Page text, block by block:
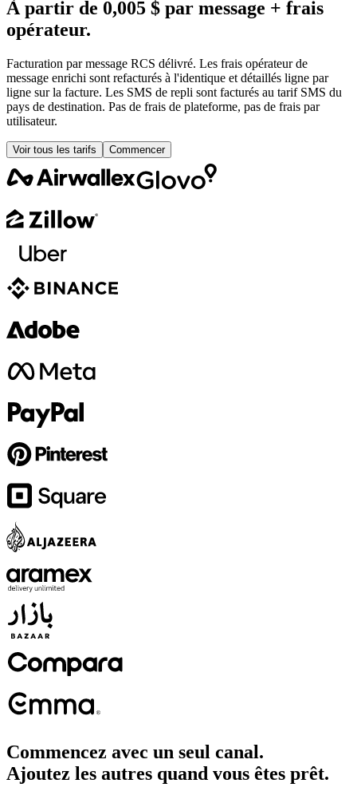
À partir de 0,005 $ par message + frais
opérateur.
Facturation par message RCS délivré. Les frais opérateur de
message enrichi sont refacturés à l'identique et détaillés ligne par
ligne sur la facture. Les SMS de repli sont facturés au tarif SMS du
pays de destination. Pas de frais de plateforme, pas de frais par
utilisateur.
Voir tous les tarifs Commencer
Commencez avec un seul canal.
Ajoutez les autres quand vous êtes prêt.